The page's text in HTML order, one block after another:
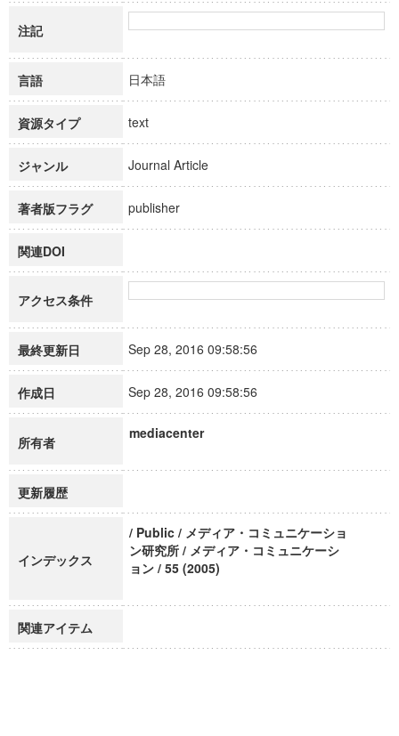
注記
言語 日本語
資源タイプ text
ジャンル Journal Article
著者版フラグ publisher
関連DOI
アクセス条件
最終更新日 Sep 28, 2016 09:58:56
作成日 Sep 28, 2016 09:58:56
所有者
mediacenter
更新履歴
インデックス
/ Public / メディア・コミュニケーショ
ン研究所 / メディア・コミュニケーシ
ョン / 55 (2005)
関連アイテム